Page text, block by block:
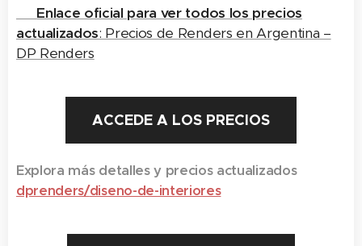
Enlace oficial para ver todos los precios
actualizados: Precios de Renders en Argentina –
DP Renders
ACCEDE A LOS PRECIOS
Explora más detalles y precios actualizados
dprenders/diseno-de-interiores